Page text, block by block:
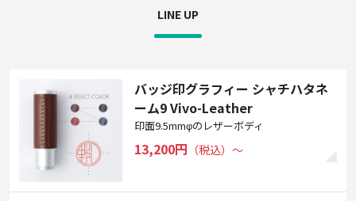
LINE UP
バッジ印グラフィー シャチハタネ
ーム9 Vivo-Leather
印面9.5mmφのレザーボディ
13,200円 （税込）〜